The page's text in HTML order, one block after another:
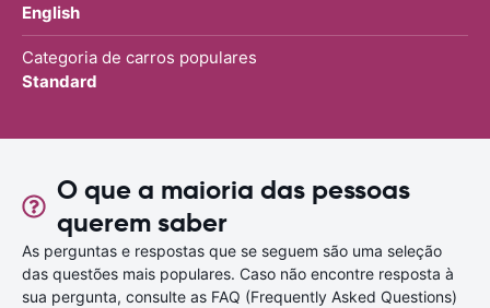
English
Categoria de carros populares
Standard
O que a maioria das pessoas
querem saber
As perguntas e respostas que se seguem são uma seleção
das questões mais populares. Caso não encontre resposta à
sua pergunta, consulte as FAQ (Frequently Asked Questions)